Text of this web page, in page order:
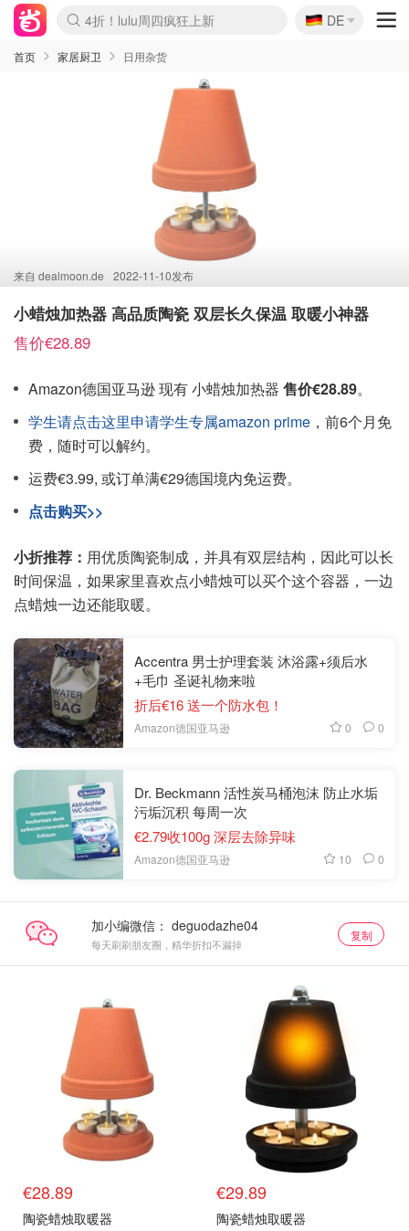
Boticinal 夏促开抢！
4折！lulu周四疯狂上新
还没结束！&OtherStories大促
Joybuy变相75折 随时失效
速领！Stanley独家85折
疑似霸哥！Camper额外叠85折
Zalando 奥莱闪促！每日更新
Moncler反季囤！5折起+叠9折
Coach Brooklyn仅€192
🇩🇪
DE
首页 家居厨卫 日用杂货
来自 dealmoon.de 2022-11-10发布
小蜡烛加热器 高品质陶瓷 双层长久保温 取暖小神器
售价€28.89
Amazon德国亚马逊 现有 小蜡烛加热器 售价€28.89。
学生请点击这里申请学生专属amazon prime ，前6个月免
费，随时可以解约。
运费€3.99, 或订单满€29德国境内免运费。
点击购买>>
小折推荐： 用优质陶瓷制成，并具有双层结构，因此可以长
时间保温，如果家里喜欢点小蜡烛可以买个这个容器，一边
点蜡烛一边还能取暖。
Accentra 男士护理套装 沐浴露+须后水
+毛巾 圣诞礼物来啦
折后€16 送一个防水包！
Amazon德国亚马逊 0 0
Dr. Beckmann 活性炭马桶泡沫 防止水垢
污垢沉积 每周一次
€2.79收100g 深层去除异味
Amazon德国亚马逊 10 0
加小编微信：
每天刷刷朋友圈，精华折扣不漏掉
复制
€28.89
陶瓷蜡烛取暖器
€29.89
陶瓷蜡烛取暖器